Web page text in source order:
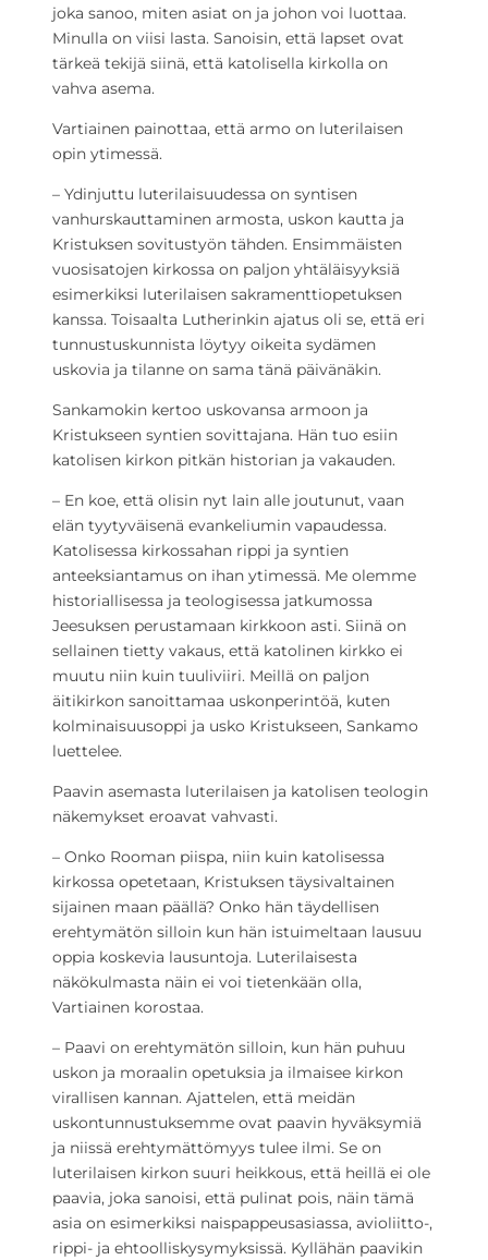
joka sanoo, miten asiat on ja johon voi luottaa.
Minulla on viisi lasta. Sanoisin, että lapset ovat
tärkeä tekijä siinä, että katolisella kirkolla on
vahva asema.
Vartiainen painottaa, että armo on luterilaisen
opin ytimessä.
– Ydinjuttu luterilaisuudessa on syntisen
vanhurskauttaminen armosta, uskon kautta ja
Kristuksen sovitustyön tähden. Ensimmäisten
vuosisatojen kirkossa on paljon yhtäläisyyksiä
esimerkiksi luterilaisen sakramenttiopetuksen
kanssa. Toisaalta Lutherinkin ajatus oli se, että eri
tunnustuskunnista löytyy oikeita sydämen
uskovia ja tilanne on sama tänä päivänäkin.
Sankamokin kertoo uskovansa armoon ja
Kristukseen syntien sovittajana. Hän tuo esiin
katolisen kirkon pitkän historian ja vakauden.
– En koe, että olisin nyt lain alle joutunut, vaan
elän tyytyväisenä evankeliumin vapaudessa.
Katolisessa kirkossahan rippi ja syntien
anteeksiantamus on ihan ytimessä. Me olemme
historiallisessa ja teologisessa jatkumossa
Jeesuksen perustamaan kirkkoon asti. Siinä on
sellainen tietty vakaus, että katolinen kirkko ei
muutu niin kuin tuuliviiri. Meillä on paljon
äitikirkon sanoittamaa uskonperintöä, kuten
kolminaisuusoppi ja usko Kristukseen, Sankamo
luettelee.
Paavin asemasta luterilaisen ja katolisen teologin
näkemykset eroavat vahvasti.
– Onko Rooman piispa, niin kuin katolisessa
kirkossa opetetaan, Kristuksen täysivaltainen
sijainen maan päällä? Onko hän täydellisen
erehtymätön silloin kun hän istuimeltaan lausuu
oppia koskevia lausuntoja. Luterilaisesta
näkökulmasta näin ei voi tietenkään olla,
Vartiainen korostaa.
– Paavi on erehtymätön silloin, kun hän puhuu
uskon ja moraalin opetuksia ja ilmaisee kirkon
virallisen kannan. Ajattelen, että meidän
uskontunnustuksemme ovat paavin hyväksymiä
ja niissä erehtymättömyys tulee ilmi. Se on
luterilaisen kirkon suuri heikkous, että heillä ei ole
paavia, joka sanoisi, että pulinat pois, näin tämä
asia on esimerkiksi naispappeusasiassa, avioliitto-,
rippi- ja ehtoolliskysymyksissä. Kyllähän paavikin